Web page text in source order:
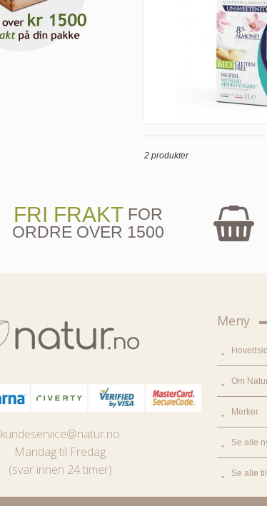
2 produkter
FRI FRAKT FOR
ORDRE OVER 1500
kundeservice@natur.no
Mandag til Fredag
(svar innen 24 timer)
Meny
Om
Merker
Se alle
Se alle